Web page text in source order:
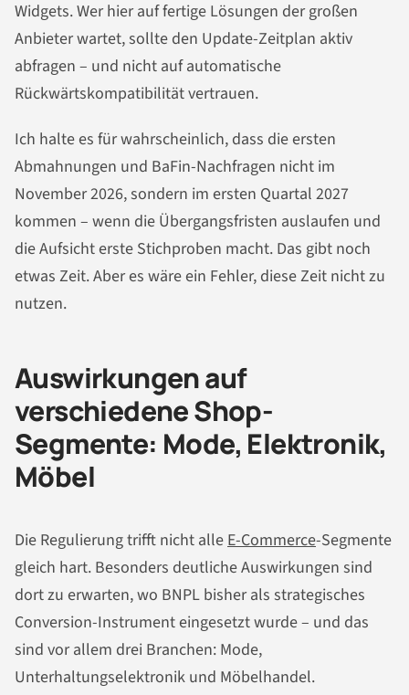
Widgets. Wer hier auf fertige Lösungen der großen
Anbieter wartet, sollte den Update-Zeitplan aktiv
abfragen – und nicht auf automatische
Rückwärtskompatibilität vertrauen.
Ich halte es für wahrscheinlich, dass die ersten
Abmahnungen und BaFin-Nachfragen nicht im
November 2026, sondern im ersten Quartal 2027
kommen – wenn die Übergangsfristen auslaufen und
die Aufsicht erste Stichproben macht. Das gibt noch
etwas Zeit. Aber es wäre ein Fehler, diese Zeit nicht zu
nutzen.
Auswirkungen auf
verschiedene Shop-
Segmente: Mode, Elektronik,
Möbel
Die Regulierung trifft nicht alleE-Commerce-Segmente
gleich hart. Besonders deutliche Auswirkungen sind
dort zu erwarten, wo BNPL bisher als strategisches
Conversion-Instrument eingesetzt wurde – und das
sind vor allem drei Branchen: Mode,
Unterhaltungselektronik und Möbelhandel.